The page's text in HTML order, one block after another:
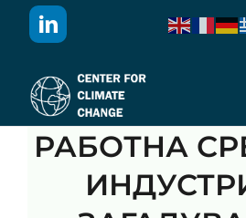
Дома
РАБОТНА СРЕДБА ЗА